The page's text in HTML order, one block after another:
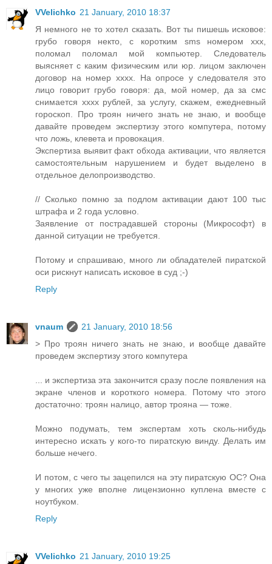
VVelichko 21 January, 2010 18:37
Я немного не то хотел сказать. Вот ты пишешь исковое:
грубо говоря некто, с коротким sms номером xxx,
поломал поломал мой компьютер. Следователь
выясняет с каким физическим или юр. лицом заключен
договор на номер хххх. На опросе у следователя это
лицо говорит грубо говоря: да, мой номер, да за смс
снимается хххх рублей, за услугу, скажем, ежедневный
гороскоп. Про троян ничего знать не знаю, и вообще
давайте проведем экспертизу этого компутера, потому
что ложь, клевета и провокация.
Экспертиза выявит факт обхода активации, что является
самостоятельным нарушением и будет выделено в
отдельное делопроизводство.
// Сколько помню за подлом активации дают 100 тыс
штрафа и 2 года условно.
Заявление от пострадавшей стороны (Микрософт) в
данной ситуации не требуется.
Потому и спрашиваю, много ли обладателей пиратской
оси рискнут написать исковое в суд ;-)
Reply
vnaum
21 January, 2010 18:56
> Про троян ничего знать не знаю, и вообще давайте
проведем экспертизу этого компутера
... и экспертиза эта закончится сразу после появления на
экране членов и короткого номера. Потому что этого
достаточно: троян налицо, автор трояна — тоже.
Можно подумать, тем экспертам хоть сколь-нибудь
интересно искать у кого-то пиратскую винду. Делать им
больше нечего.
И потом, с чего ты зацепился на эту пиратскую ОС? Она
у многих уже вполне лицензионно куплена вместе с
ноутбуком.
Reply
VVelichko 21 January, 2010 19:25